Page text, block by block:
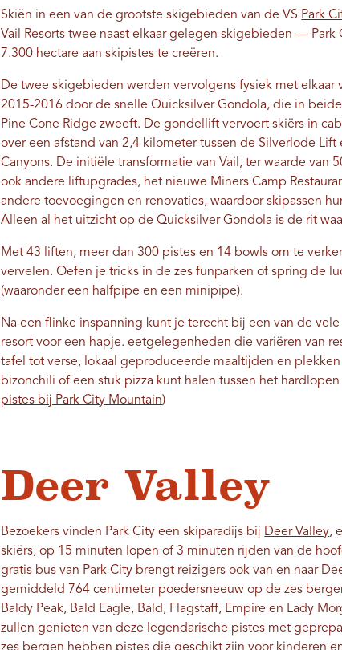
Skiën in een van de grootste skigebieden van de VS Park
Vail Resorts twee naast elkaar gelegen skigebieden —
7.300 hectare aan skipistes te creëren.
De twee skigebieden werden vervolgens fysiek met elkaar
2015-2016 door de snelle Quicksilver Gondola, die in
Pine Cone Ridge zweeft. De gondellift vervoert skiërs in
over een afstand van 2,4 kilometer tussen de Silverlode Lift
Canyons. De initiële transformatie van Vail, ter waarde van
ook andere liftupgrades, het nieuwe Miners Camp
andere toevoegingen en renovaties, waardoor skipassen
Alleen al het uitzicht op de Quicksilver Gondola is de rit
Met 43 liften, meer dan 300 pistes en 14 bowls om te
vervelen. Oefen je tricks in de zes funparken of spring de
(waaronder een halfpipe en een minipipe).
Na een flinke inspanning kunt je terecht bij een van de
resort voor een hapje.eetgelegenheden die variëren van
tafel tot verse, lokaal geproduceerde maaltijden en
bizonchili of een stuk pizza kunt halen tussen het hardlopen
pistes bij Park City Mountain)
Deer Valley
Bezoekers vinden Park City een skiparadijs bij Deer Valley,
skiërs, op 15 minuten lopen of 3 minuten rijden van de
gratis bus van Park City brengt reizigers ook van en naar
gemiddeld 764 centimeter poedersneeuw op de zes
Baldy Peak, Bald Eagle, Bald, Flagstaff, Empire en Lady
zullen genieten van deze legendarische pistes met